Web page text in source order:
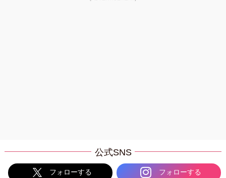
公式SNS
フォローする フォローする